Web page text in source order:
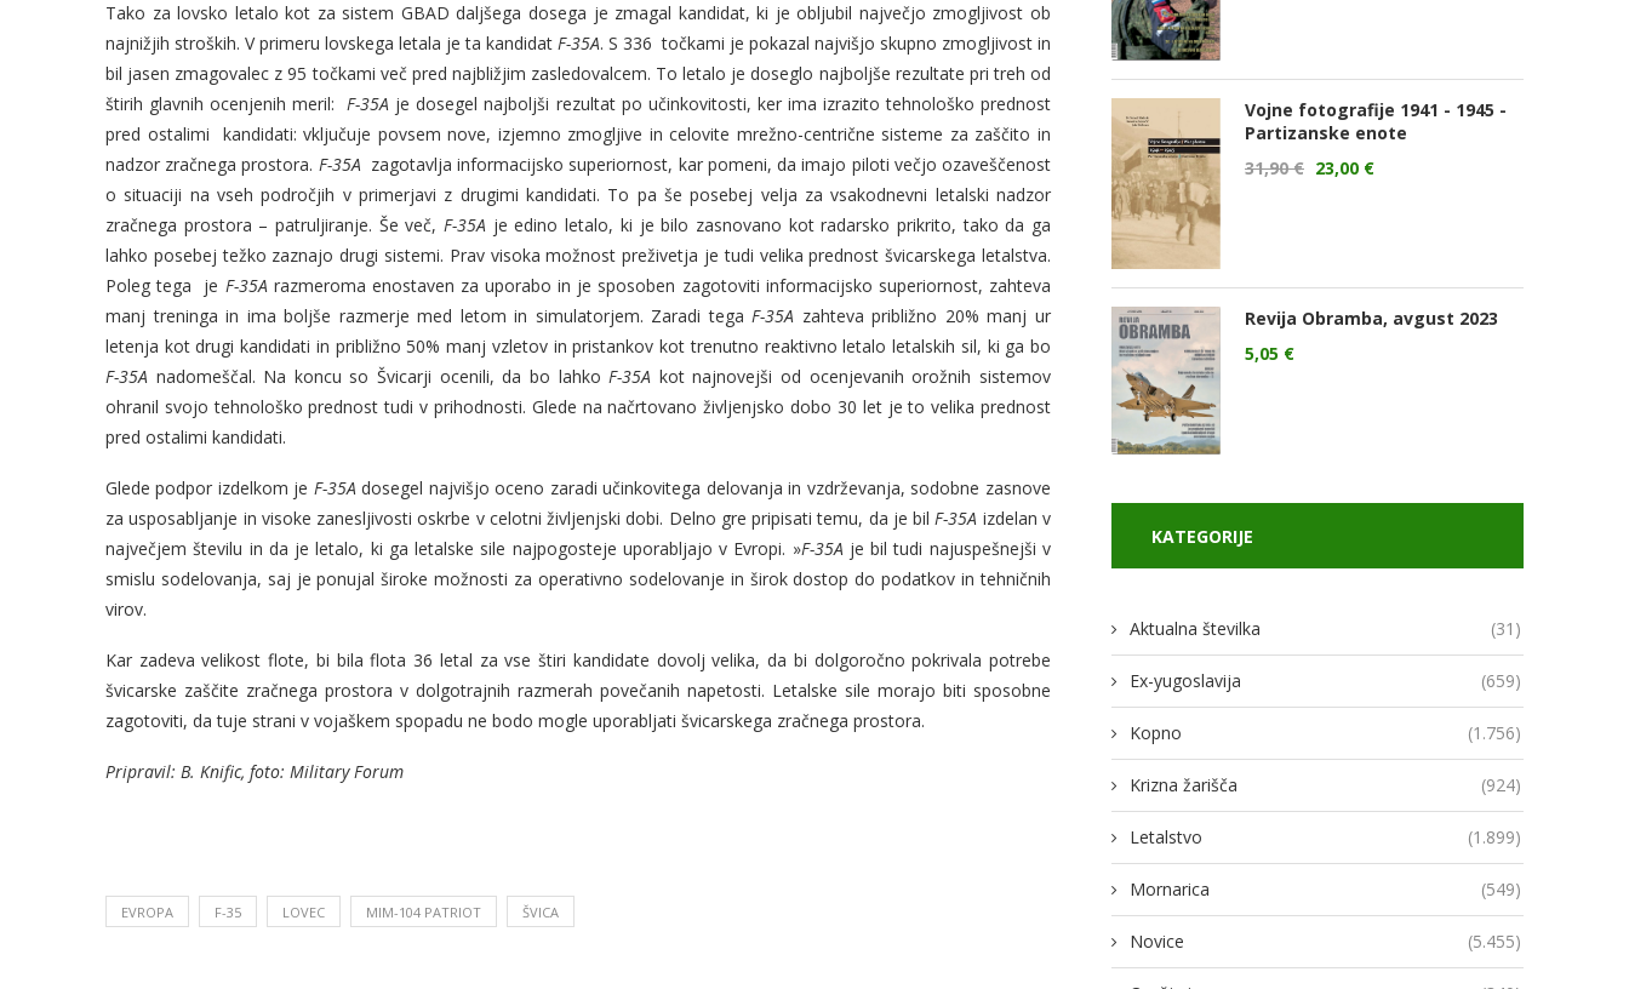
Tako za lovsko letalo kot za sistem GBAD daljšega dosega je zmagal kandidat, ki je obljubil največjo zmogljivost ob
najnižjih stroških. V primeru lovskega letala je ta kandidat F-35A. S 336 točkami je pokazal najvišjo skupno zmogljivost in
bil jasen zmagovalec z 95 točkami več pred najbližjim zasledovalcem. To letalo je doseglo najboljše rezultate pri treh od
štirih glavnih ocenjenih meril:F-35A je dosegel najboljši rezultat po učinkovitosti, ker ima izrazito tehnološko prednost
pred ostalimi kandidati: vključuje povsem nove, izjemno zmogljive in celovite mrežno-centrične sisteme za zaščito in
nadzor zračnega prostora. F-35A zagotavlja informacijsko superiornost, kar pomeni, da imajo piloti večjo ozaveščenost
o situaciji na vseh področjih v primerjavi z drugimi kandidati. To pa še posebej velja za vsakodnevni letalski nadzor
zračnega prostora – patruljiranje. Še več,F-35A je edino letalo, ki je bilo zasnovano kot radarsko prikrito, tako da ga
lahko posebej težko zaznajo drugi sistemi. Prav visoka možnost preživetja je tudi velika prednost švicarskega letalstva.
Poleg tega je F-35A razmeroma enostaven za uporabo in je sposoben zagotoviti informacijsko superiornost, zahteva
manj treninga in ima boljše razmerje med letom in simulatorjem. Zaradi tegaF-35A zahteva približno 20% manj ur
letenja kot drugi kandidati in približno 50% manj vzletov in pristankov kot trenutno reaktivno letalo letalskih sil, ki ga bo
F-35A nadomeščal. Na koncu so Švicarji ocenili, da bo lahkoF-35A kot najnovejši od ocenjevanih orožnih sistemov
ohranil svojo tehnološko prednost tudi v prihodnosti. Glede na načrtovano življenjsko dobo 30 let je to velika prednost
pred ostalimi kandidati.
Glede podpor izdelkom je F-35A dosegel najvišjo oceno zaradi učinkovitega delovanja in vzdrževanja, sodobne zasnove
za usposabljanje in visoke zanesljivosti oskrbe v celotni življenjski dobi. Delno gre pripisati temu, da je bilF-35A izdelan v
največjem številu in da je letalo, ki ga letalske sile najpogosteje uporabljajo v Evropi. »F-35A je bil tudi najuspešnejši v
smislu sodelovanja, saj je ponujal široke možnosti za operativno sodelovanje in širok dostop do podatkov in tehničnih
virov.
Kar zadeva velikost flote, bi bila flota 36 letal za vse štiri kandidate dovolj velika, da bi dolgoročno pokrivala potrebe
švicarske zaščite zračnega prostora v dolgotrajnih razmerah povečanih napetosti. Letalske sile morajo biti sposobne
zagotoviti, da tuje strani v vojaškem spopadu ne bodo mogle uporabljati švicarskega zračnega prostora.
Pripravil: B. Knific, foto: Military Forum
EVROPA F-35 LOVEC MIM-104 PATRIOT ŠVICA
Vojne fotografije 1941 - 1945 -
Partizanske enote
31,90€ 23,00 €
Revija Obramba, avgust 2023
5,05 €
KATEGORIJE
Aktualna številka (31)
Ex-yugoslavija (659)
Kopno (1.756)
Krizna žarišča (924)
Letalstvo (1.899)
Mornarica (549)
Novice (5.455)